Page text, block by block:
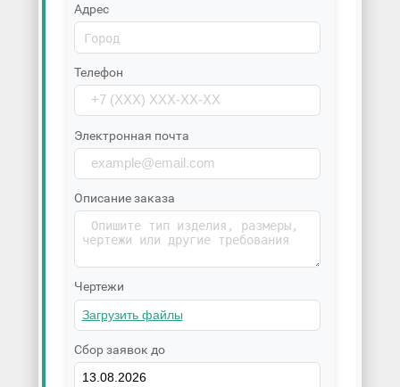
Адрес
Телефон
Электронная почта
Описание заказа
Чертежи
Сбор заявок до